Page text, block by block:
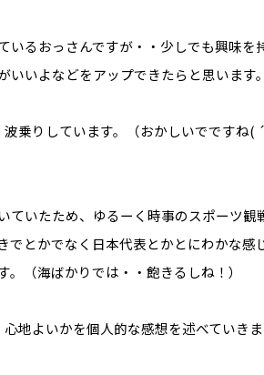
るおっさんですが・・少しでも興味を
いよなどをアップできたらと思います。
りしています。（おかしいでですね( ´
ていたため、ゆるーく時事のスポーツ観
でとかでなく日本代表とかとにわかな感
（海ばかりでは・・飽きるしね！）
地よいかを個人的な感想を述べていきま